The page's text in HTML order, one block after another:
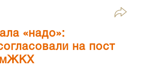
«надо»:
на пост